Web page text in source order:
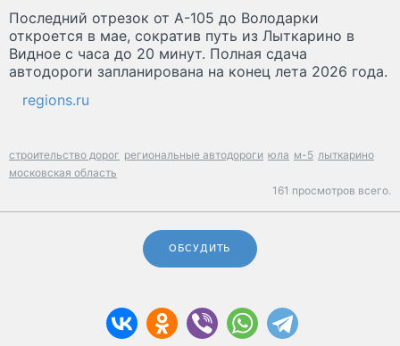
Последний отрезок от А-105 до Володарки
откроется в мае, сократив путь из Лыткарино в
Видное с часа до 20 минут. Полная сдача
автодороги запланирована на конец лета 2026 года.
regions.ru
строительство дорог региональные автодороги юла м-5 лыткарино
московская область
161 просмотров всего.
ОБСУДИТЬ